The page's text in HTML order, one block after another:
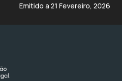
Emitido a 21 Fevereiro, 2026